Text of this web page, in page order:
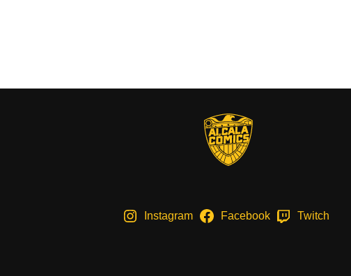
Instagram Facebook Twitch